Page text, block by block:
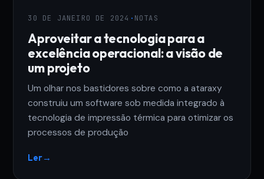
30 DE JANEIRO DE 2024 · NOTAS
Aproveitar a tecnologia para a
excelência operacional: a visão de
um projeto
Um olhar nos bastidores sobre como a ataraxy
construiu um software sob medida integrado à
tecnologia de impressão térmica para otimizar os
processos de produção
Ler→